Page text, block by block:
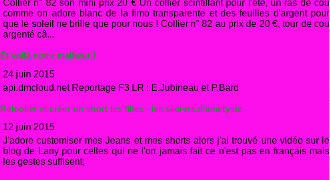
Collier n° 82 son mini prix 20 € Un collier scintillant pour l'été, un ras de cou
comme on adore blanc de la fimo transparente et des feuilles d'argent pour
que le soleil ne brille que pour nous ! Collier n° 82 au prix de 20 €, tour de cou
argenté câ...
Et voilà notre malheur !
24 juin 2015
api.dmcloud.net Reportage F3 LR : E.Jubineau et P.Bard
Relooker et créer un short les filles - les secrets d'ametyste
12 juin 2015
J'adore customiser mes Jeans et mes shorts alors j'ai trouvé une vidéo sur le
blog de Lany pour celles qui ne l'on jamais fait ce n'est pas en français mais
les gestes suffisent;